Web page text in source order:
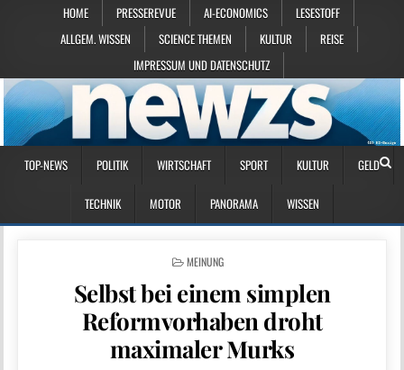
HOME PRESSEREVUE AI-ECONOMICS
LESESTOFF
ALLGEM. WISSEN
SCIENCE THEMEN KULTUR
REISE
IMPRESSUM UND DATENSCHUTZ
TOP-NEWS POLITIK WIRTSCHAFT SPORT KULTUR GELD
TECHNIK MOTOR PANORAMA WISSEN
POSTED IN
MEINUNG
Selbst bei einem simplen
Reformvorhaben droht
maximaler Murks